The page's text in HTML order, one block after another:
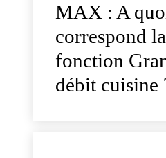
MAX : A
correspond la
fonction
débit cuisine